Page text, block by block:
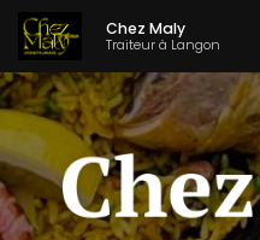
Aller
contenu
principal
Chez Maly
Traiteur à Langon